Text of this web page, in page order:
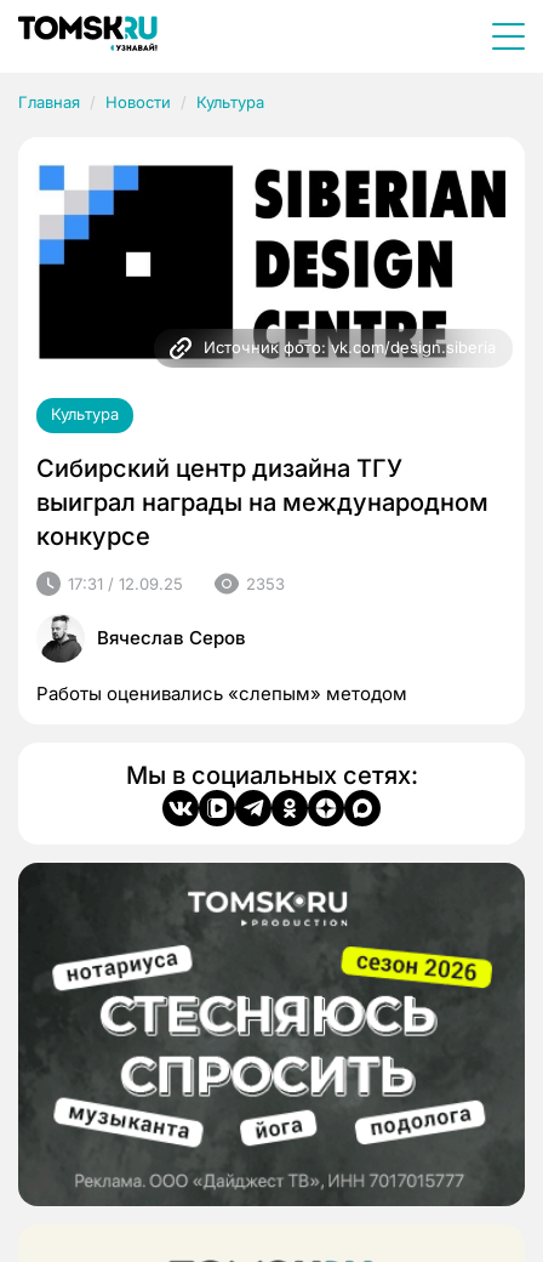
Главная Новости Культура
Источник фото: vk.com/design.siberia
Культура
Сибирский центр дизайна ТГУ
выиграл награды на международном
конкурсе
17:31 / 12.09.25 2353
Вячеслав Серов
Работы оценивались «слепым» методом
Мы в социальных сетях: